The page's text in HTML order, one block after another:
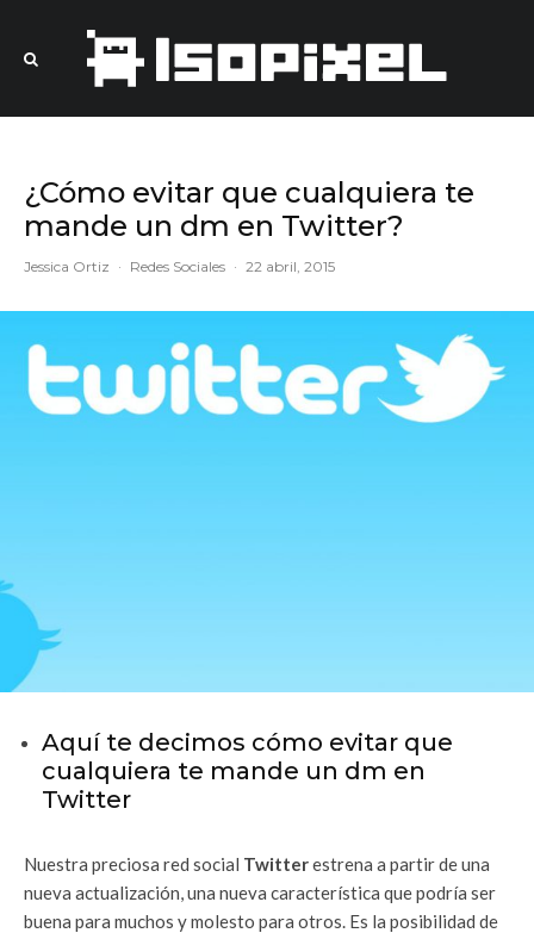
¿Cómo evitar que cualquiera te
mande un dm en Twitter?
Jessica Ortiz · Redes Sociales · 22 abril, 2015
Aquí te decimos cómo evitar que
cualquiera te mande un dm en
Twitter
Nuestra preciosa red social Twitterestrena a partir de una
nueva actualización, una nueva característica que podría ser
buena para muchos y molesto para otros. Es la posibilidad de